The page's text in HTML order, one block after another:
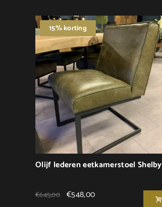
15% korting
Olijf lederen eetkamerstoel Shelby
€645,00 €548,00